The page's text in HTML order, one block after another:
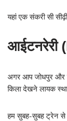
यहां एक संकरी सी
आईटनरेरी
अगर आप जोधपुर और
किला देखने लायक
हम सुबह-सुबह ट्रेन से